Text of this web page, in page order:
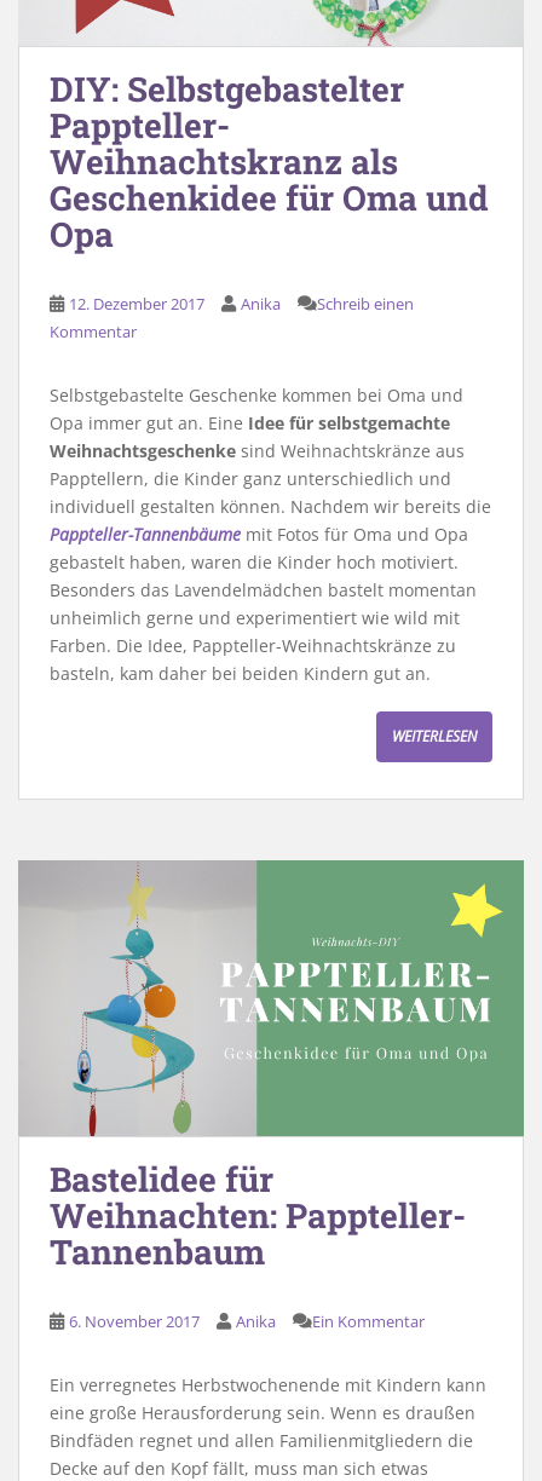
DIY: Selbstgebastelter
Pappteller-
Weihnachtskranz als
Geschenkidee für Oma und
Opa
12. Dezember 2017 Anika
Schreib einen
Kommentar
Selbstgebastelte Geschenke kommen bei Oma und
Opa immer gut an. Eine Idee für selbstgemachte
Weihnachtsgeschenke sind Weihnachtskränze aus
Papptellern, die Kinder ganz unterschiedlich und
individuell gestalten können. Nachdem wir bereits die
Pappteller-Tannenbäume mit Fotos für Oma und Opa
gebastelt haben, waren die Kinder hoch motiviert.
Besonders das Lavendelmädchen bastelt momentan
unheimlich gerne und experimentiert wie wild mit
Farben. Die Idee, Pappteller-Weihnachtskränze zu
basteln, kam daher bei beiden Kindern gut an.
WEITERLESEN
Bastelidee für
Weihnachten: Pappteller-
Tannenbaum
6. November 2017 Anika Ein Kommentar
Ein verregnetes Herbstwochenende mit Kindern kann
eine große Herausforderung sein. Wenn es draußen
Bindfäden regnet und allen Familienmitgliedern die
Decke auf den Kopf fällt, muss man sich etwas